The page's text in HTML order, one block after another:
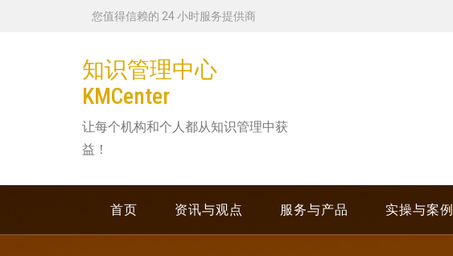
您值得信赖的 24 小时服务提供商
知识管理中心
KMCenter
让每个机构和个人都从知识管理中获
益！
首页 资讯与观点 服务与产品 实操与案例